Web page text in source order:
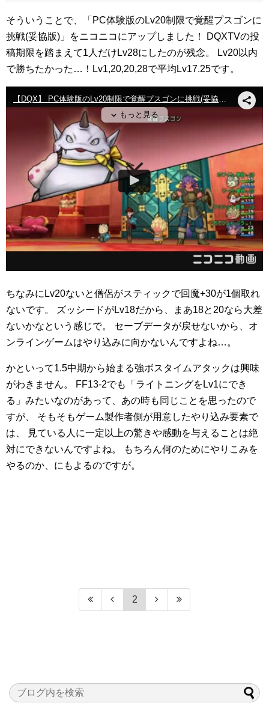
そういうことで、「PC体験版のLv20制限で覚醒プスゴンに
挑戦(妥協版)」をニコニコにアップしました！
DQXTVの投
稿期限を踏まえて1人だけLv28にしたのが残念。
Lv20以内
で勝ちたかった…！Lv1,20,20,28で平均Lv17.25です。
ちなみにLv20ないと僧侶がスティックで回魔+30が1個取れ
ないです。
ズッシードがLv18だから、まあ18と20なら大差
ないかなという感じで。
セーブデータが戻せないから、オ
ンラインゲームはやり込みに向かないんですよね…。
かといって1.5中期から始まる強ボスタイムアタックは興味
がわきません。
FF13-2でも「ライトニングをLv1にでき
る」みたいなのがあって、あの時も同じことを思ったので
すが、
そもそもゲーム製作者側が用意したやり込み要素で
は、
見ている人に一定以上の驚きや感動を与えることは絶
対にできないんですよね。
もちろん何のためにやりこみを
やるのか、にもよるのですが。
2